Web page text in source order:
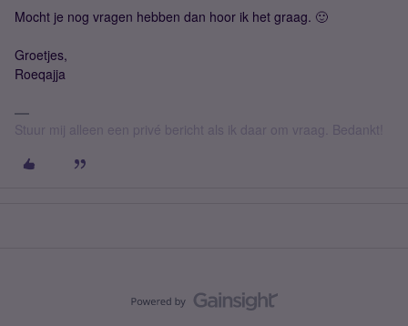
Mocht je nog vragen hebben dan hoor ik het graag. 🙂
Groetjes,
Roeqajja
Stuur mij alleen een privé bericht als ik daar om vraag. Bedankt!